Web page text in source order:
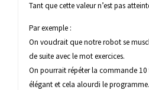
Tant que cette valeur n’est pas
Par exemple :
On voudrait que notre robot se
de suite avec le mot exercices.
On pourrait répéter la commande 10
élégant et cela alourdi le programme.